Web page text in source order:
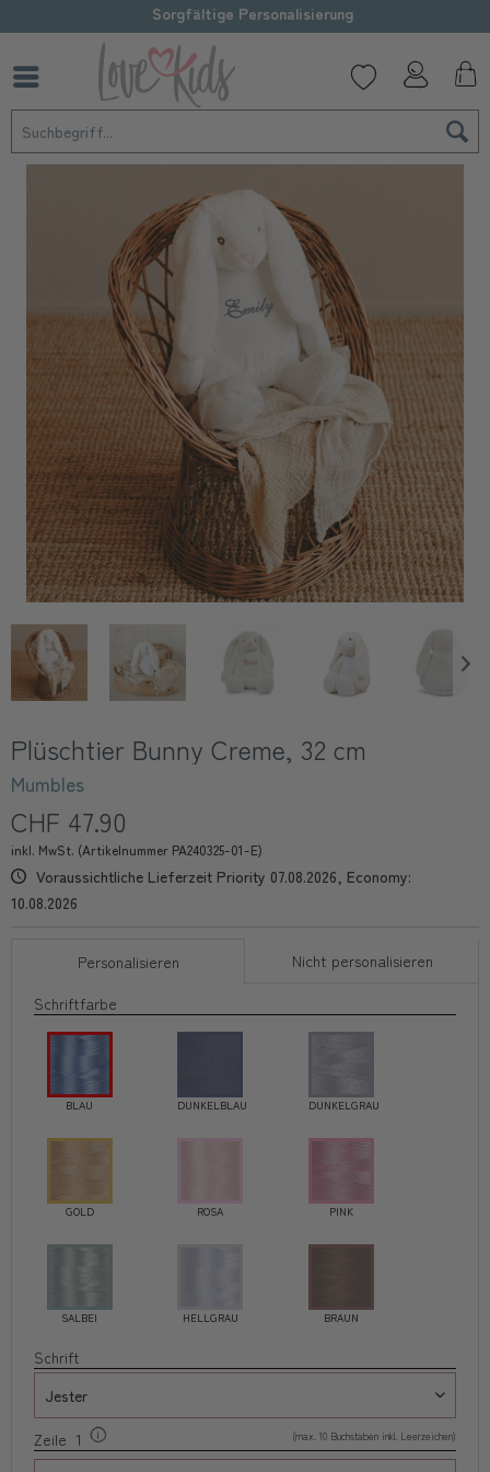
Sorgfältige Personalisierung
Plüschtier Bunny Creme, 32 cm
Mumbles
CHF 47.90
inkl. MwSt. (Artikelnummer PA240325-01-E)
Voraussichtliche Lieferzeit Priority 07.08.2026, Economy:
10.08.2026
Personalisieren
Nicht personalisieren
Schriftfarbe
BLAU DUNKELBLAU DUNKELGRAU
GOLD ROSA PINK
SALBEI HELLGRAU BRAUN
Schrift
Zeile 1 (max. 10 Buchstaben inkl. Leerzeichen)